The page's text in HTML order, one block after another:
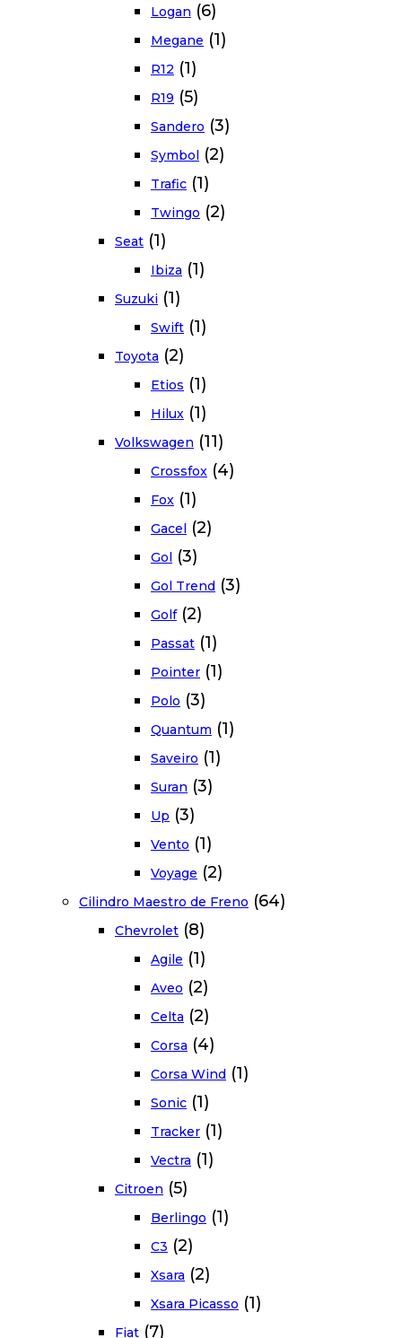
Logan (6)
Megane (1)
R12 (1)
R19 (5)
Sandero (3)
Symbol (2)
Trafic (1)
Twingo (2)
Seat (1)
Ibiza (1)
Suzuki (1)
Swift (1)
Toyota (2)
Etios (1)
Hilux (1)
Volkswagen (11)
Crossfox (4)
Fox (1)
Gacel (2)
Gol (3)
Gol Trend (3)
Golf (2)
Passat (1)
Pointer (1)
Polo (3)
Quantum (1)
Saveiro (1)
Suran (3)
Up (3)
Vento (1)
Voyage (2)
Cilindro Maestro de Freno (64)
Chevrolet (8)
Agile (1)
Aveo (2)
Celta (2)
Corsa (4)
Corsa Wind (1)
Sonic (1)
Tracker (1)
Vectra (1)
Citroen (5)
Berlingo (1)
C3 (2)
Xsara (2)
Xsara Picasso (1)
Fiat (7)